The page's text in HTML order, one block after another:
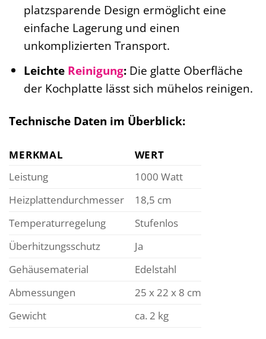
platzsparende Design ermöglicht eine
einfache Lagerung und einen
unkomplizierten Transport.
Leichte Reinigung:Die glatte Oberfläche
der Kochplatte lässt sich mühelos reinigen.
Technische Daten im Überblick:
MERKMAL
WERT
Leistung
1000 Watt
Heizplattendurchmesser
18,5 cm
Temperaturregelung
Stufenlos
Überhitzungsschutz
Ja
Gehäusematerial
Edelstahl
Abmessungen
25 x 22 x 8 cm
Gewicht
ca. 2 kg